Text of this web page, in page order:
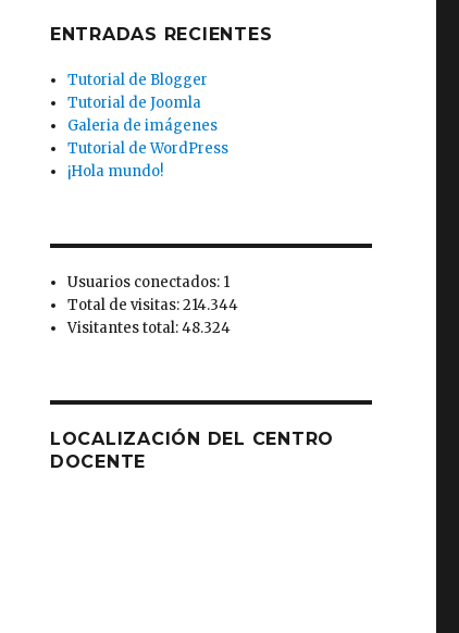
ENTRADAS RECIENTES
Tutorial de Blogger
Tutorial de Joomla
Galeria de imágenes
Tutorial de WordPress
¡Hola mundo!
Usuarios conectados: 1
Total de visitas: 214.344
Visitantes total: 48.324
LOCALIZACIÓN DEL CENTRO
DOCENTE